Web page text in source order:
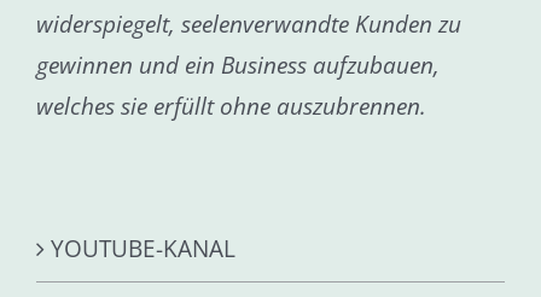
widerspiegelt, seelenverwandte Kunden zu
gewinnen und ein Business aufzubauen,
welches sie erfüllt ohne auszubrennen.
YOUTUBE-KANAL